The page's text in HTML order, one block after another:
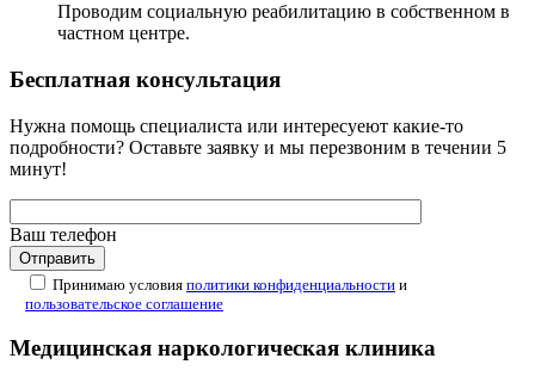
Проводим социальную реабилитацию в собственном в
частном центре.
Бесплатная консультация
Нужна помощь специалиста или интересуеют какие-то
подробности? Оставьте заявку и мы перезвоним в течении 5
минут!
Ваш телефон
Принимаю условия политики конфиденциальности и
пользовательское соглашение
Медицинская наркологическая клиника